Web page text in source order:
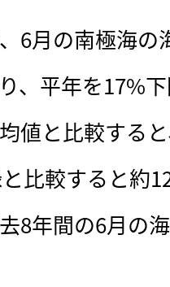
6月の南極海の
、平年を17%
値と比較する
比較すると約
8年間の6月の